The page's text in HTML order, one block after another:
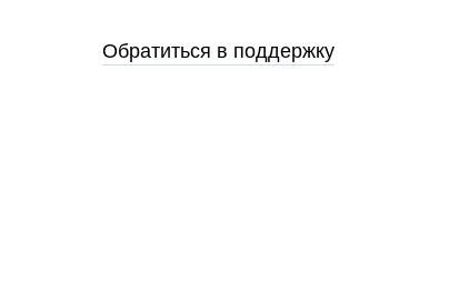
Обратиться в поддержку